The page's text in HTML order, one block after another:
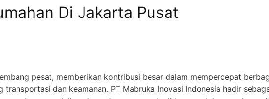
Di Jakarta Pusat
pesat, memberikan kontribusi besar dalam mempercepat
transportasi dan keamanan. PT Mabruka Inovasi Indonesia hadir